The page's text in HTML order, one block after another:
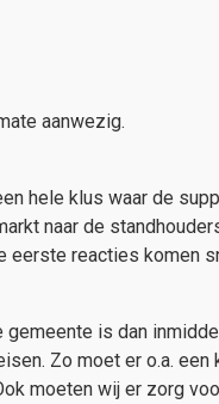
aanwezig.
hele klus waar de
naar de
reacties komen
is dan
Zo moet er o.a.
moeten wij er zorg